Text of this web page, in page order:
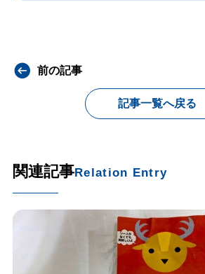
前の記事
記事一覧へ戻る
関連記事Relation Entry